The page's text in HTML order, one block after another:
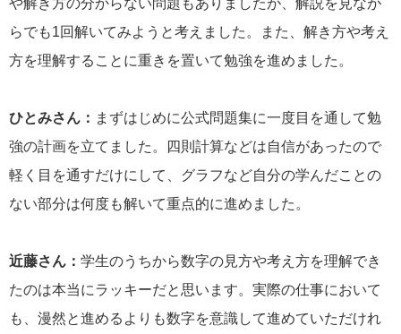
や解き方の分からない問題もありましたが、解説を見なが
らでも1回解いてみようと考えました。また、解き方や考え
方を理解することに重きを置いて勉強を進めました。
ひとみさん： まずはじめに公式問題集に一度目を通して勉
強の計画を立てました。四則計算などは自信があったので
軽く目を通すだけにして、グラフなど自分の学んだことの
ない部分は何度も解いて重点的に進めました。
近藤さん： 学生のうちから数字の見方や考え方を理解でき
たのは本当にラッキーだと思います。実際の仕事において
も、漫然と進めるよりも数字を意識して進めていただけれ